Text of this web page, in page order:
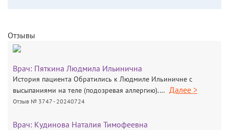
Отзывы
Врач: Пяткина Людмила Ильинична
История пациента Обратились к Людмиле Ильиничне с
высыпаниями на теле (подозревая аллергию).… Далее >
Отзыв № 3747 - 20240724
Врач: Кудинова Наталия Тимофеевна